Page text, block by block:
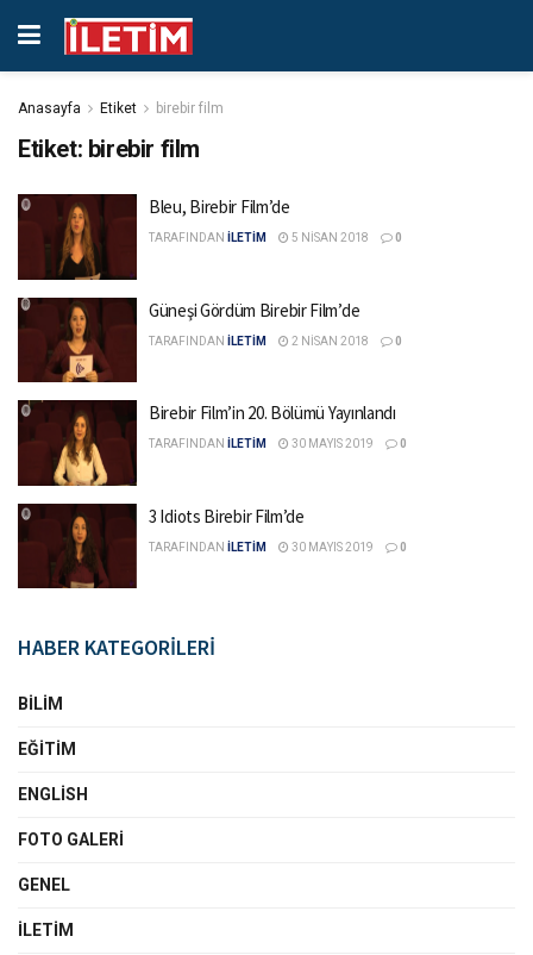
Anasayfa Etiket birebir film
Etiket: birebir film
Bleu, Birebir Film’de
TARAFINDAN İLETİM 5 NISAN 2018 0
Güneşi Gördüm Birebir Film’de
TARAFINDAN İLETİM 2 NISAN 2018 0
Birebir Film’in 20. Bölümü Yayınlandı
TARAFINDAN İLETİM 30 MAYIS 2019 0
3 Idiots Birebir Film’de
TARAFINDAN İLETİM 30 MAYIS 2019 0
HABER KATEGORİLERİ
BILIM
EĞITIM
ENGLISH
FOTO GALERI
GENEL
İLETIM